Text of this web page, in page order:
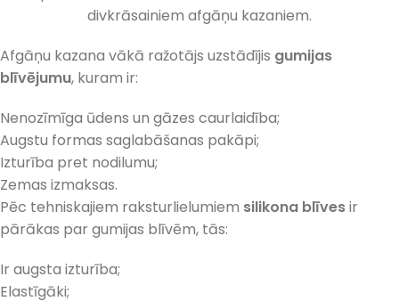
divkrāsainiem afgāņu kazaniem.
Afgāņu kazana vākā ražotājs uzstādījis gumijas
blīvējumu, kuram ir:
Nenozīmīga ūdens un gāzes caurlaidība;
Augstu formas saglabāšanas pakāpi;
Izturība pret nodilumu;
Zemas izmaksas.
Pēc tehniskajiem raksturlielumiem silikona blīvesir
pārākas par gumijas blīvēm, tās:
Ir augsta izturība;
Elastīgāki;